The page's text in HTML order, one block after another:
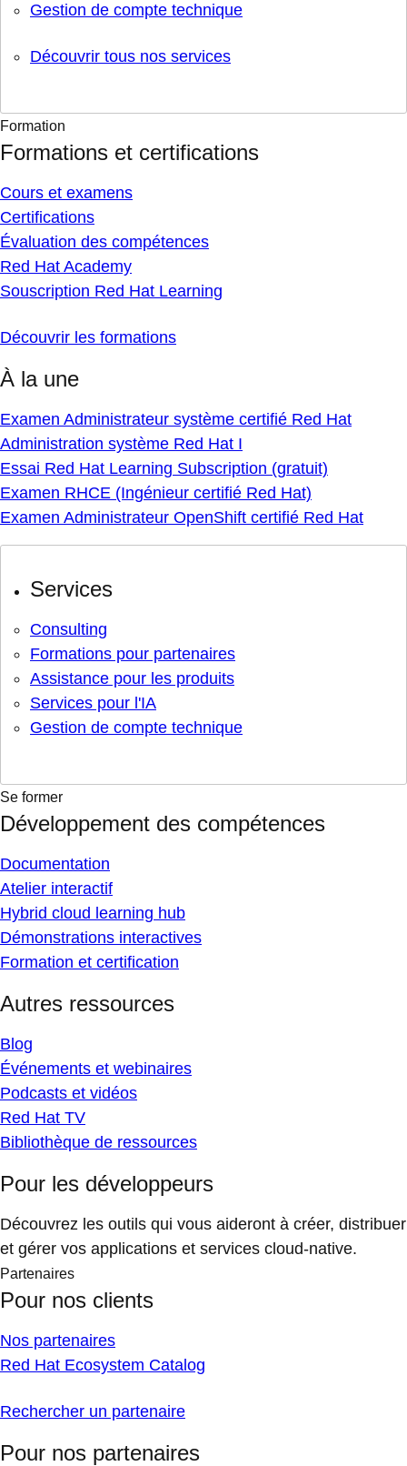
Gestion de compte technique
Découvrir tous nos services
Formation
Formations et certifications
Cours et examens
Certifications
Évaluation des compétences
Red Hat Academy
Souscription Red Hat Learning
Découvrir les formations
À la une
Examen Administrateur système certifié Red Hat
Administration système Red Hat I
Essai Red Hat Learning Subscription (gratuit)
Examen RHCE (Ingénieur certifié Red Hat)
Examen Administrateur OpenShift certifié Red Hat
Services
Consulting
Formations pour partenaires
Assistance pour les produits
Services pour l'IA
Gestion de compte technique
Se former
Développement des compétences
Documentation
Atelier interactif
Hybrid cloud learning hub
Démonstrations interactives
Formation et certification
Autres ressources
Blog
Événements et webinaires
Podcasts et vidéos
Red Hat TV
Bibliothèque de ressources
Pour les développeurs
Découvrez les outils qui vous aideront à créer, distribuer
et gérer vos applications et services cloud-native.
Partenaires
Pour nos clients
Nos partenaires
Red Hat Ecosystem Catalog
Rechercher un partenaire
Pour nos partenaires